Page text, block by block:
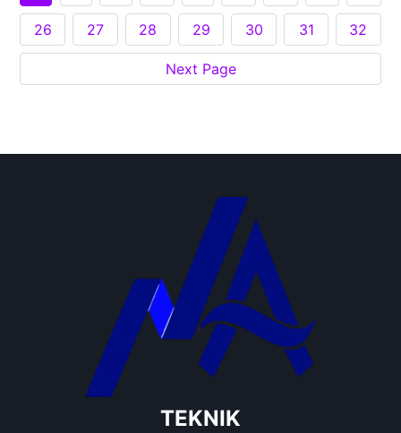
26 27 28 29 30 31 32
Next Page
TEKNIK